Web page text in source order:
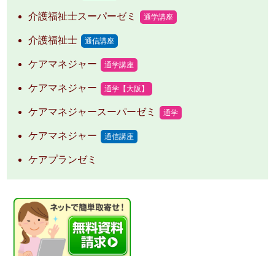
介護福祉士スーパーゼミ 通学講座
介護福祉士 通信講座
ケアマネジャー 通学講座
ケアマネジャー 通学【大阪】
ケアマネジャースーパーゼミ 通学
ケアマネジャー 通信講座
ケアプランゼミ